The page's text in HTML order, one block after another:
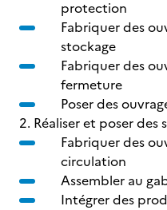
protection
Fabriquer des
stockage
Fabriquer des
fermeture
Poser des
2. Réaliser et poser
Fabriquer des
circulation
Assembler au
Intégrer des